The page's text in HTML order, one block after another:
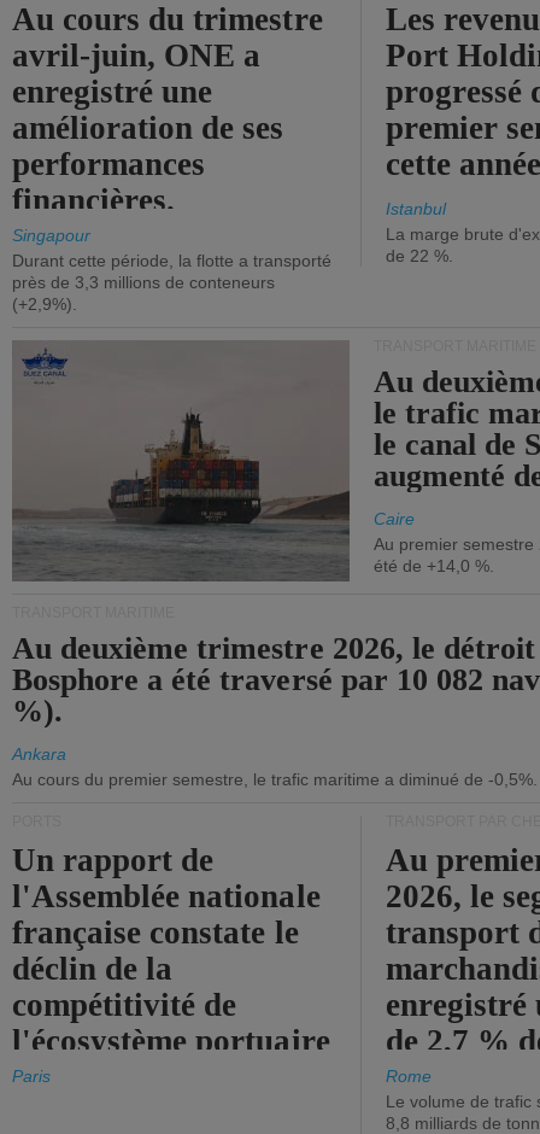
Au cours du trimestre
avril-juin, ONE a
enregistré une
amélioration de ses
performances
financières.
Singapour
Durant cette période, la flotte a transporté
près de 3,3 millions de conteneurs
(+2,9%).
Les
Port
progressé
premier
cette
Istanbul
La marge brute
de 22 %.
Au
le trafic
le canal de
augmenté
Caire
Au premier
été de +14,0 %.
Au deuxième trimestre 2026, le
Bosphore a été traversé par 10 082
%).
Ankara
Au cours du premier semestre, le trafic maritime a diminué de -0,5%.
Un rapport de
l'Assemblée nationale
française constate le
déclin de la
compétitivité de
l'écosystème portuaire
de l'État.
Paris
Au
2026, le
transport
enregistré
de 2,7 %
chiffre
Rome
Le volume de trafic
8,8 milliards de